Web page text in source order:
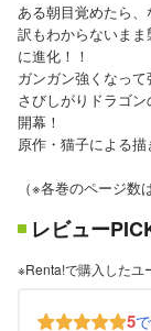
ある朝目覚めたら
訳もわからないま
に進化！！
ガンガン強くなっ
さびしがりドラゴ
開幕！
原作・猫子による描
（※各巻のページ数
レビュー
※Renta!で購入したユ
5